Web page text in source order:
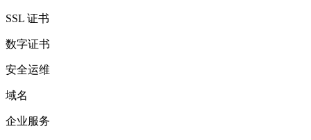
SSL 证书
数字证书
安全运维
域名
企业服务